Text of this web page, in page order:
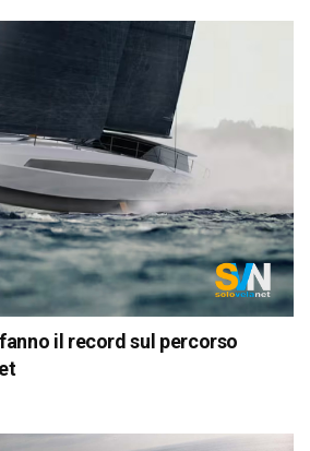
il record sul percorso